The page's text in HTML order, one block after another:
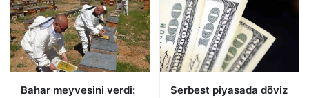
Bahar meyvesini verdi:
Serbest piyasada döviz